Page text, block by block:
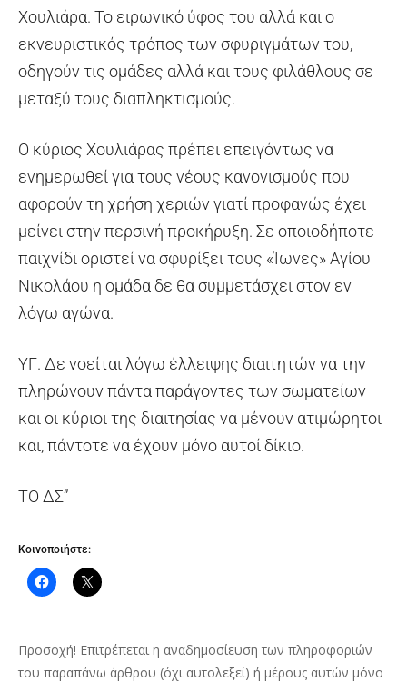
Χουλιάρα. Το ειρωνικό ύφος του αλλά και ο
εκνευριστικός τρόπος των σφυριγμάτων του,
οδηγούν τις ομάδες αλλά και τους φιλάθλους σε
μεταξύ τους διαπληκτισμούς.
Ο κύριος Χουλιάρας πρέπει επειγόντως να
ενημερωθεί για τους νέους κανονισμούς που
αφορούν τη χρήση χεριών γιατί προφανώς έχει
μείνει στην περσινή προκήρυξη. Σε οποιοδήποτε
παιχνίδι οριστεί να σφυρίξει τους «Ίωνες» Αγίου
Νικολάου η ομάδα δε θα συμμετάσχει στον εν
λόγω αγώνα.
ΥΓ. Δε νοείται λόγω έλλειψης διαιτητών να την
πληρώνουν πάντα παράγοντες των σωματείων
και οι κύριοι της διαιτησίας να μένουν ατιμώρητοι
και, πάντοτε να έχουν μόνο αυτοί δίκιο.
ΤΟ ΔΣ”
Κοινοποιήστε:
Προσοχή! Επιτρέπεται η αναδημοσίευση των πληροφοριών
του παραπάνω άρθρου (όχι αυτολεξεί) ή μέρους αυτών μόνο